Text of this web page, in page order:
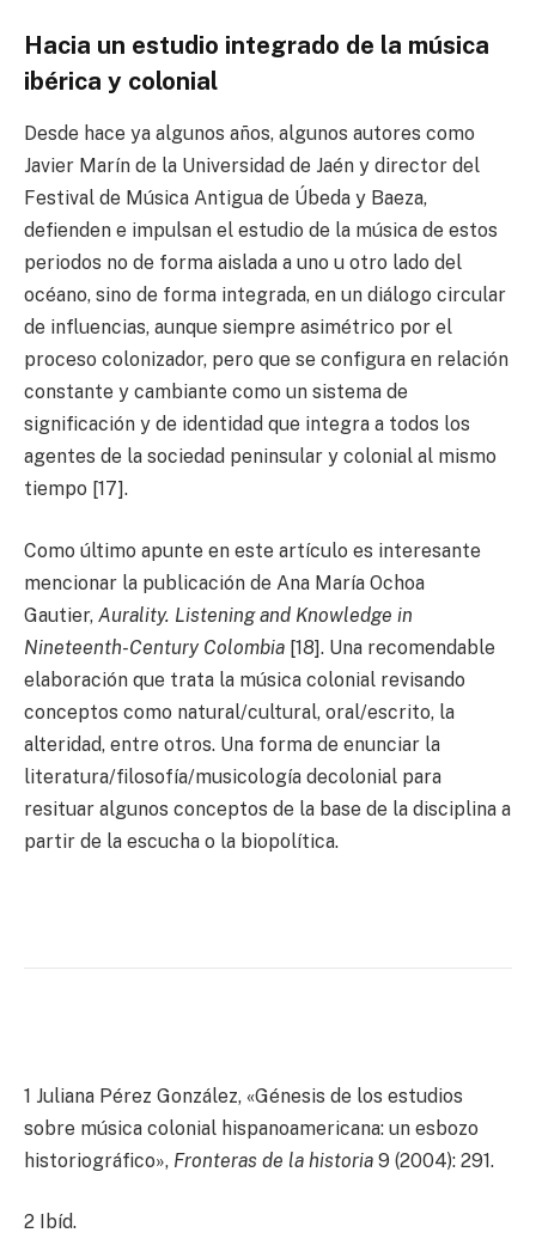
Hacia un estudio integrado de la música
ibérica y colonial
Desde hace ya algunos años, algunos autores como
Javier Marín de la Universidad de Jaén y director del
Festival de Música Antigua de Úbeda y Baeza,
defienden e impulsan el estudio de la música de estos
periodos no de forma aislada a uno u otro lado del
océano, sino de forma integrada, en un diálogo circular
de influencias, aunque siempre asimétrico por el
proceso colonizador, pero que se configura en relación
constante y cambiante como un sistema de
significación y de identidad que integra a todos los
agentes de la sociedad peninsular y colonial al mismo
tiempo [17].
Como último apunte en este artículo es interesante
mencionar la publicación de Ana María Ochoa
Gautier, Aurality. Listening and Knowledge in
Nineteenth-Century Colombia [18]. Una recomendable
elaboración que trata la música colonial revisando
conceptos como natural/cultural, oral/escrito, la
alteridad, entre otros. Una forma de enunciar la
literatura/filosofía/musicología decolonial para
resituar algunos conceptos de la base de la disciplina a
partir de la escucha o la biopolítica.
1 Juliana Pérez González, «Génesis de los estudios
sobre música colonial hispanoamericana: un esbozo
historiográfico», Fronteras de la historia 9 (2004): 291.
2 Ibíd.